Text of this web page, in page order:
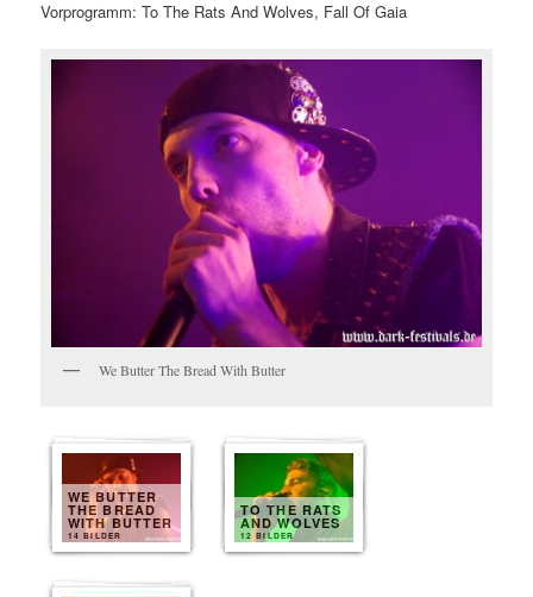
Vorprogramm: To The Rats And Wolves, Fall Of Gaia
We Butter The Bread With Butter
WE BUTTER
THE BREAD
WITH BUTTER
14 BILDER
TO THE RATS
AND WOLVES
12 BILDER